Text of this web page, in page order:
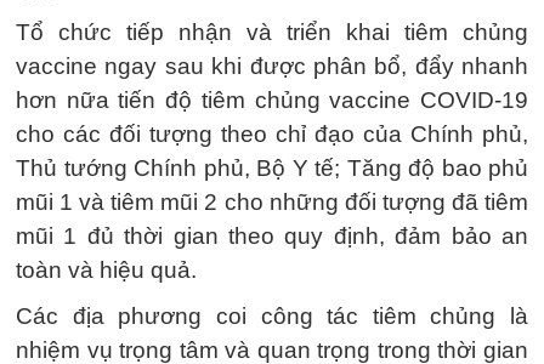
Tổ chức tiếp nhận và triển khai tiêm chủng
vaccine ngay sau khi được phân bổ, đẩy nhanh
hơn nữa tiến độ tiêm chủng vaccine COVID-19
cho các đối tượng theo chỉ đạo của Chính phủ,
Thủ tướng Chính phủ, Bộ Y tế; Tăng độ bao phủ
mũi 1 và tiêm mũi 2 cho những đối tượng đã tiêm
mũi 1 đủ thời gian theo quy định, đảm bảo an
toàn và hiệu quả.
Các địa phương coi công tác tiêm chủng là
nhiệm vụ trọng tâm và quan trọng trong thời gian